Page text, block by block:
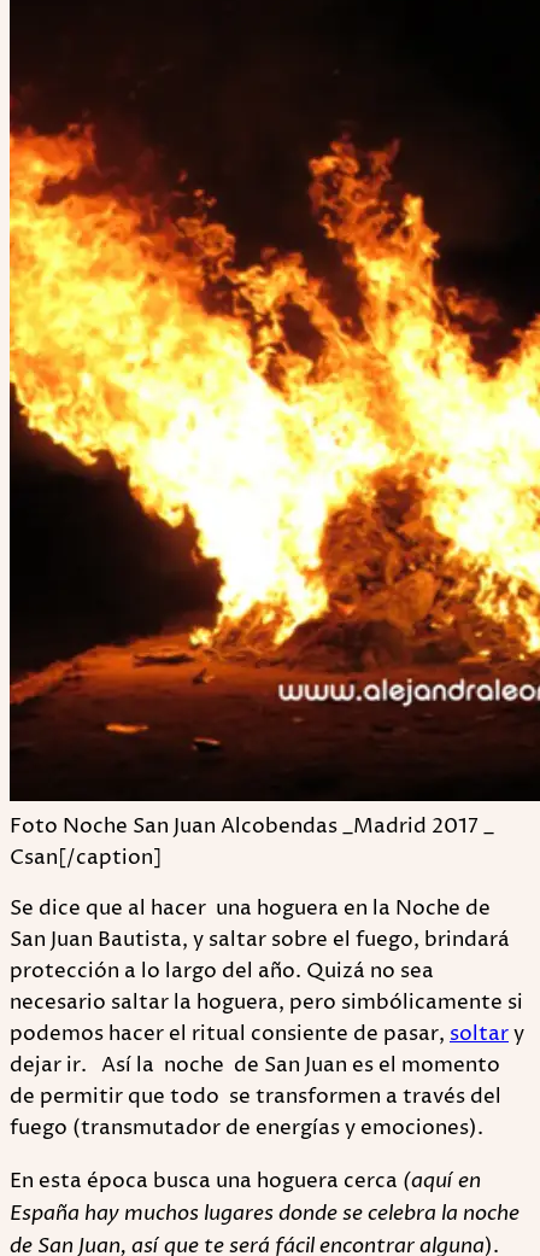
Foto Noche San Juan Alcobendas _Madrid 2017 _
Csan[/caption]
Se dice que al hacer una hoguera en la Noche de
San Juan Bautista, y saltar sobre el fuego, brindará
protección a lo largo del año. Quizá no sea
necesario saltar la hoguera, pero simbólicamente si
podemos hacer el ritual consiente de pasar, soltary
dejar ir. Así la noche de San Juan es el momento
de permitir que todo se transformen a través del
fuego (transmutador de energías y emociones).
En esta época busca una hoguera cerca (aquí en
España hay muchos lugares donde se celebra la noche
de San Juan, así que te será fácil encontrar alguna).